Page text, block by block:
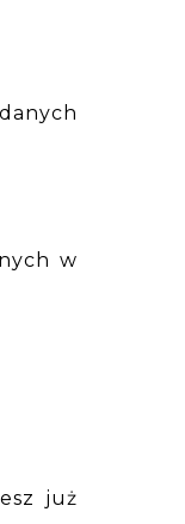
w
już